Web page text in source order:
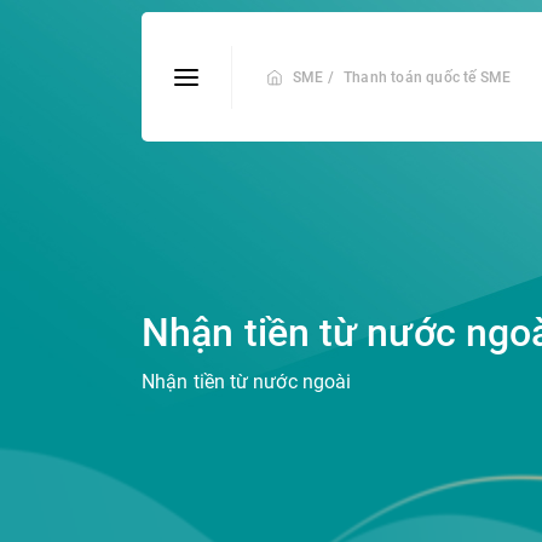
SME / Thanh toán quốc tế SME
Nhận tiền từ nước
Nhận tiền từ nước ngoài